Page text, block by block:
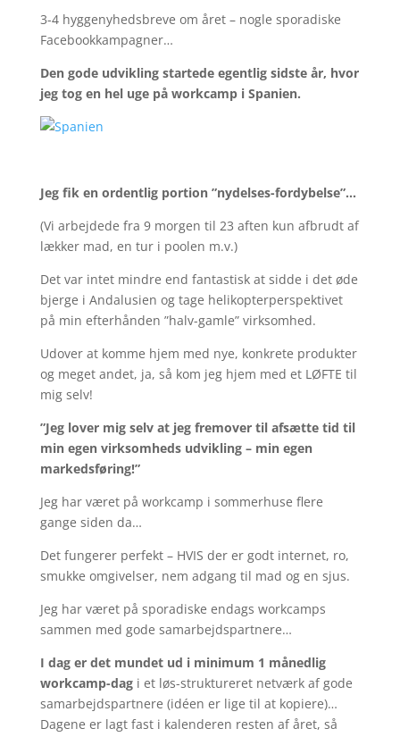
3-4 hyggenyhedsbreve om året – nogle sporadiske
Facebookkampagner…
Den gode udvikling startede egentlig sidste år, hvor
jeg tog en hel uge på workcamp i Spanien.
Jeg fik en ordentlig portion ”nydelses-fordybelse”…
(Vi arbejdede fra 9 morgen til 23 aften kun afbrudt af
lækker mad, en tur i poolen m.v.)
Det var intet mindre end fantastisk at sidde i det øde
bjerge i Andalusien og tage helikopterperspektivet
på min efterhånden ”halv-gamle” virksomhed.
Udover at komme hjem med nye, konkrete produkter
og meget andet, ja, så kom jeg hjem med et LØFTE til
mig selv!
”Jeg lover mig selv at jeg fremover til afsætte tid til
min egen virksomheds udvikling – min egen
markedsføring!”
Jeg har været på workcamp i sommerhuse flere
gange siden da…
Det fungerer perfekt – HVIS der er godt internet, ro,
smukke omgivelser, nem adgang til mad og en sjus.
Jeg har været på sporadiske endags workcamps
sammen med gode samarbejdspartnere…
I dag er det mundet ud i minimum 1 månedlig
workcamp-dagi et løs-struktureret netværk af gode
samarbejdspartnere (idéen er lige til at kopiere)…
Dagene er lagt fast i kalenderen resten af året, så